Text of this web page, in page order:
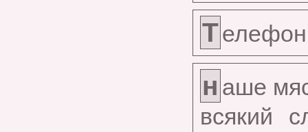
Телефон
н аше
всякий